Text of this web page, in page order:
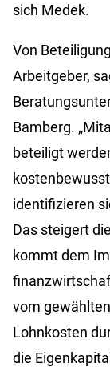
sich Medek.
Von
Arbeitgeber,
Bamberg.
beteiligt
identifizieren
Das steigert
kommt dem
vom
Lohnkosten
die